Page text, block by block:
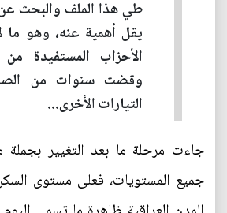
طي هذا الملف والبحث
يقل أهمية عنه، وهو ما
الأحزاب المستفيدة من
وقضت سنوات من
التيارات الأخرى...
جاءت مرحلة ما بعد التغيير بجملة
جميع المستويات، فعلى مستوى